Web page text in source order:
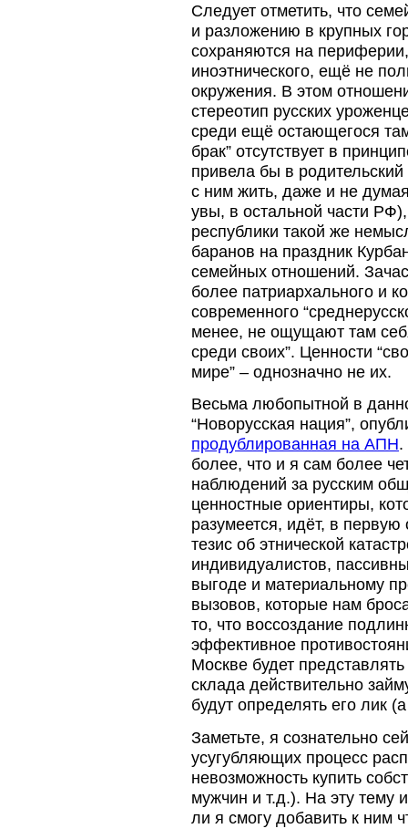
Следует отметить, что
и разложению в крупных
сохраняются на
иноэтнического, ещё не
окружения. В этом
стереотип русских
среди ещё остающегося там
брак” отсутствует в
привела бы в
с ним жить, даже и не
увы, в остальной части
республики такой же
баранов на праздник
семейных отношений.
более патриархального и
современного
менее, не ощущают там
среди своих”. Ценности
мире” – однозначно не их.
Весьма любопытной в
“Новорусская нация”,
продублированная на АПН.
более, что и я сам более
наблюдений за русским
ценностные ориентиры,
разумеется, идёт, в
тезис об этнической
индивидуалистов,
выгоде и материальному
вызовов, которые нам
то, что воссоздание
эффективное
Москве будет
склада действительно
будут определять его лик
Заметьте, я сознательно
усугубляющих процесс
невозможность купить
мужчин и т.д.). На эту тему
ли я смогу добавить к ним